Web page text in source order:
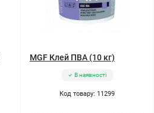
MGF Клей ПВА (10 кг)
В наявності
Код товару: 11299